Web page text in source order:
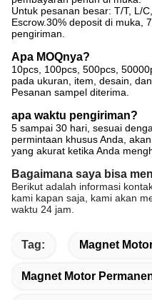
Untuk pesanan besar: T/T, L/
Escrow.30% deposit di muka,
pengiriman.
Apa MOQnya?
10pcs, 100pcs, 500pcs,
pada ukuran, item, desain,
Pesanan sampel diterima.
apa waktu pengiriman?
5 sampai 30 hari, sesuai
permintaan khusus Anda,
yang akurat ketika Anda
Bagaimana saya bisa
Berikut adalah informasi
kami kapan saja, kami akan
waktu 24 jam.
Tag: Magnet
Magnet Motor